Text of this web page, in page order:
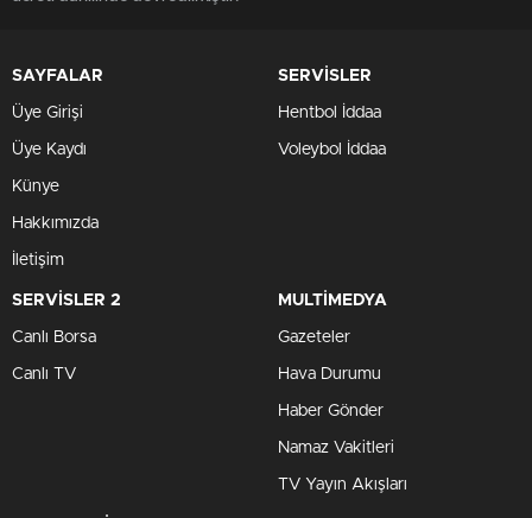
SAYFALAR
Üye Girişi
Üye Kaydı
Künye
Hakkımızda
İletişim
SERVİSLER
Hentbol İddaa
Voleybol İddaa
SERVİSLER 2
Canlı Borsa
Canlı TV
MULTİMEDYA
Gazeteler
Hava Durumu
Haber Gönder
Namaz Vakitleri
TV Yayın Akışları